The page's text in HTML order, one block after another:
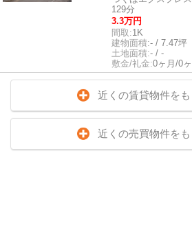
129分
3.3万円
間取:1K
建物面積:- / 7.47坪
土地面積:- / -
敷金/礼金:0ヶ月/0ヶ
近くの賃貸物件を
近くの売買物件を